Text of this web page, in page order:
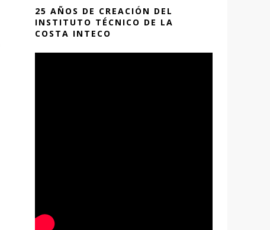
25 AÑOS DE CREACIÓN DEL
INSTITUTO TÉCNICO DE LA
COSTA INTECO